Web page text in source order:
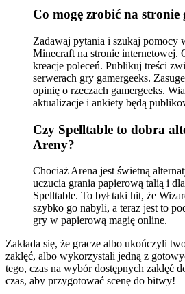
Co mogę zrobić na stronie
Zadawaj pytania i szukaj pomocy
Minecraft na stronie internetowej.
kreacje poleceń. Publikuj treści
serwerach gry gamergeeks.
opinię o rzeczach gamergeeks.
aktualizacje i ankiety będą
Czy Spelltable to dobra
Areny?
Chociaż Arena jest świetną
uczucia grania papierową talią i
Spelltable. To był taki hit, że
szybko go nabyli, a teraz jest to
gry w papierową magię online.
Zakłada się, że gracze albo ukończyli
zaklęć, albo wykorzystali jedną z
tego, czas na wybór dostępnych zaklęć
czas, aby przygotować scenę do bitwy!